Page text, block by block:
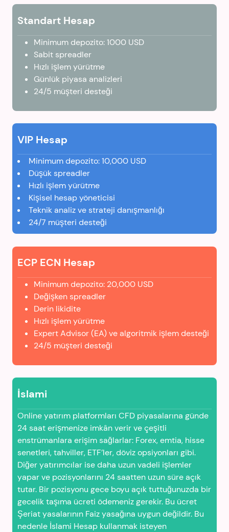
Standart Hesap
Minimum depozito: 1000 USD
Sabit spreadler
Hızlı işlem yürütme
Günlük piyasa analizleri
24/5 müşteri desteği
VIP Hesap
Minimum depozito: 10,000 USD
Düşük spreadler
Hızlı işlem yürütme
Kişisel hesap yöneticisi
Teknik analiz ve strateji danışmanlığı
24/7 müşteri desteği
ECP ECN Hesap
Minimum depozito: 20,000 USD
Değişken spreadler
Derin likidite
Hızlı işlem yürütme
Expert Advisor (EA) ve algoritmik işlem desteği
24/5 müşteri desteği
İslami
Online yatırım platformları CFD piyasalarına günde
24 saat erişmenize imkân verir ve çeşitli
enstrümanlara erişim sağlarlar: Forex, emtia, hisse
senetleri, tahviller, ETF’ler, döviz opsiyonları gibi.
Diğer yatırımcılar ise daha uzun vadeli işlemler
yapar ve pozisyonlarını 24 saatten uzun süre açık
tutar. Bir pozisyonu gece boyu açık tuttuğunuzda bir
gecelik taşıma ücreti ödemeniz gerekir. Bu ücret
Şeriat yasalarının Faiz yasağına uygun değildir. Bu
nedenle İslami Hesap kullanmak isteyen